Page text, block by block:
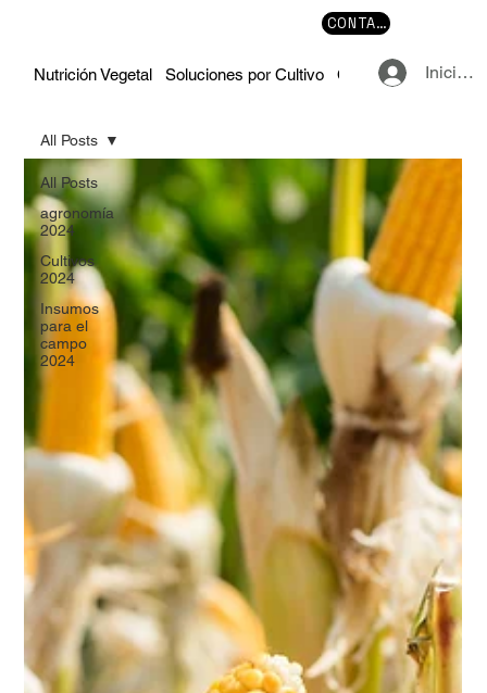
Nutrición Vegetal Soluciones por Cultivo Cursos y Manuales
CONTACTO
Iniciar
All Posts
agronomía
2024
Cultivos
2024
Insumos
para el
campo
2024
All Posts